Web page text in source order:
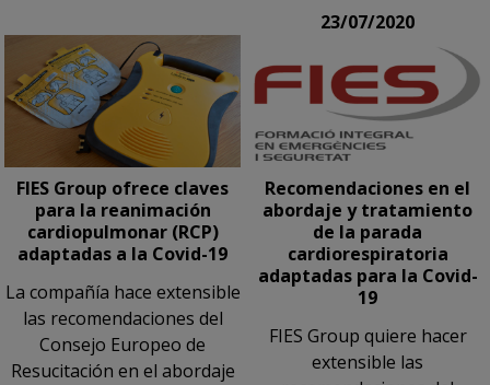
23/07/2020
FIES Group ofrece claves
para la reanimación
cardiopulmonar (RCP)
adaptadas a la Covid-19
La compañía hace extensible
las recomendaciones del
Consejo Europeo de
Resucitación en el abordaje
Recomendaciones en el
abordaje y tratamiento
de la parada
cardiorespiratoria
adaptadas para la Covid-
19
FIES Group quiere hacer
extensible las